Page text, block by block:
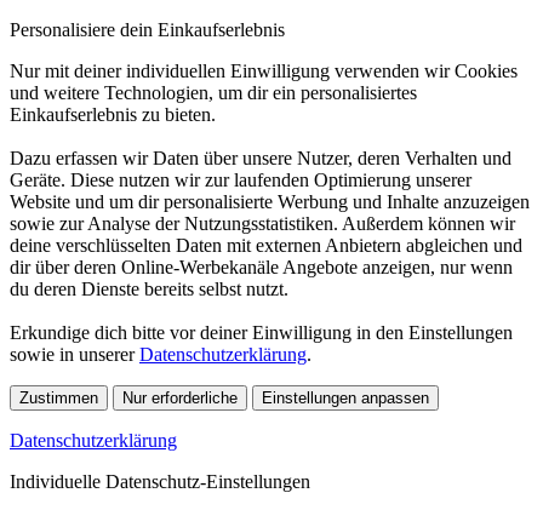
Personalisiere dein Einkaufserlebnis
Nur mit deiner individuellen Einwilligung verwenden wir Cookies
und weitere Technologien, um dir ein personalisiertes
Einkaufserlebnis zu bieten.
Dazu erfassen wir Daten über unsere Nutzer, deren Verhalten und
Geräte. Diese nutzen wir zur laufenden Optimierung unserer
Website und um dir personalisierte Werbung und Inhalte anzuzeigen
sowie zur Analyse der Nutzungsstatistiken. Außerdem können wir
deine verschlüsselten Daten mit externen Anbietern abgleichen und
dir über deren Online-Werbekanäle Angebote anzeigen, nur wenn
du deren Dienste bereits selbst nutzt.
Erkundige dich bitte vor deiner Einwilligung in den Einstellungen
sowie in unsererDatenschutzerklärung.
Zustimmen Nur erforderliche Einstellungen anpassen
Datenschutzerklärung
Individuelle Datenschutz-Einstellungen